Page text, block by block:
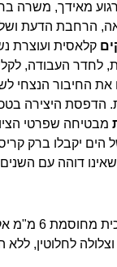
מאידך, משרה
הרחבת הדעת
קלאסית ועוצרת
לחדר העבודה,
את החיבור הנצחי
הדפסת היצירה
מבטיחה שפרטי
הים יקבלו ברק
דוהה עם
זכוכית
לחלוטין, ללא